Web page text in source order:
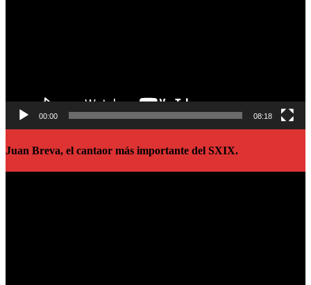
00:00 08:18
Juan Breva, el cantaor más importante del SXIX.